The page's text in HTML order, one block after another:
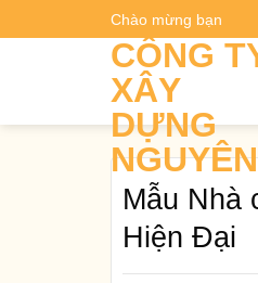
to
Chào mừng bạn
CÔNG
XÂY
DỰNG
NGUYÊN
Mẫu Nhà
Hiện Đại